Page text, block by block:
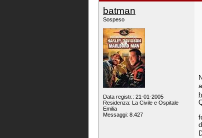
batman
Sospeso
Data registr.: 21-01-2005
Residenza: La Civile e Ospitale
Emilia
Messaggi: 8.427